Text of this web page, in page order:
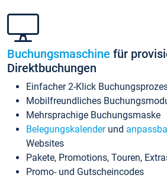
Buchungsmaschine für
Direktbuchungen
Einfacher 2-Klick
Mobilfreundliches
Mehrsprachige Buchungsmaske
Belegungskalenderund
Websites
Pakete, Promotions, Touren,
Promo- und Gutscheincodes